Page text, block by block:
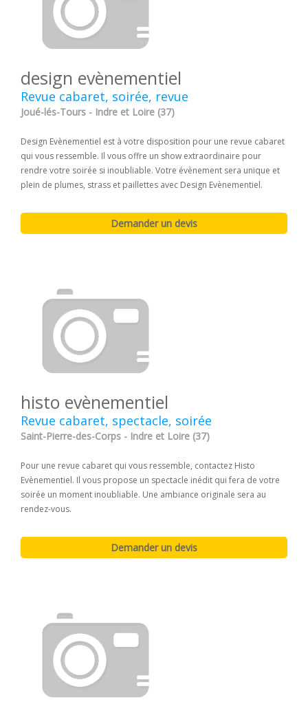
design evènementiel
Revue cabaret, soirée, revue
Joué-lés-Tours - Indre et Loire (37)
Design Evènementiel est à votre disposition pour une revue cabaret
qui vous ressemble. Il vous offre un show extraordinaire pour
rendre votre soirée si inoubliable. Votre évènement sera unique et
plein de plumes, strass et paillettes avec Design Evènementiel.
histo evènementiel
Revue cabaret, spectacle, soirée
Saint-Pierre-des-Corps - Indre et Loire (37)
Pour une revue cabaret qui vous ressemble, contactez Histo
Evènementiel. Il vous propose un spectacle inédit qui fera de votre
soirée un moment inoubliable. Une ambiance originale sera au
rendez-vous.